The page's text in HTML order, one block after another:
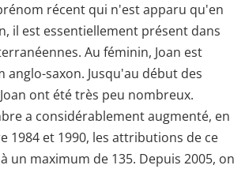
récent qui n'est apparu qu'en
il est essentiellement présent dans
Au féminin, Joan est
saxon. Jusqu'au début des
ont été très peu nombreux.
a considérablement augmenté, en
1984 et 1990, les attributions de ce
un maximum de 135. Depuis 2005, on